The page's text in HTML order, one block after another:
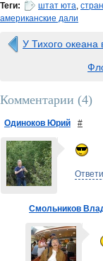
Теги: штат юта,
американские дали
У Тихого
Комментарии (4)
Одиноков Юрий #
Смольников